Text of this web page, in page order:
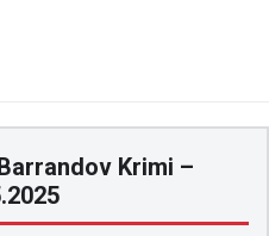
Krimi –